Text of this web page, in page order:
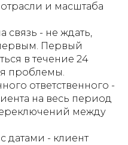
и масштаба
- не ждать,
Первый
в течение 24
проблемы.
ответственного -
на весь период
между
датами - клиент